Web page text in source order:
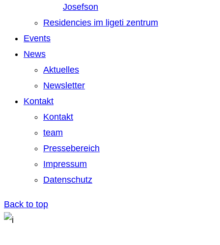
Josefson
Residencies im ligeti zentrum
Events
News
Aktuelles
Newsletter
Kontakt
Kontakt
team
Pressebereich
Impressum
Datenschutz
Back to top